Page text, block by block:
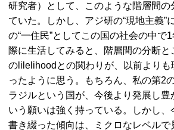
研究者）として、このような階層間の
ていた。しかし、アジ研の“現地主義”
の“一住民”としてこの国の社会の中で
際に生活してみると、階層間の分断と
のlilelihoodとの関わりが、以前よりも
ったように思う。もちろん、私の第2
ラジルという国が、今後より発展し豊
いう願いは強く持っている。しかし、
書き綴った傾向は、ミクロなレベルで